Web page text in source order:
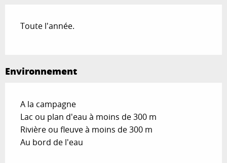
Toute l'année.
Environnement
A la campagne
Lac ou plan d'eau à moins de 300 m
Rivière ou fleuve à moins de 300 m
Au bord de l'eau